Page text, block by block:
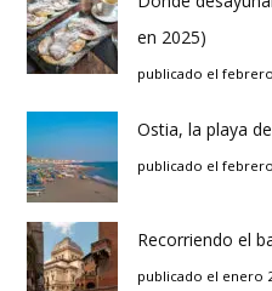
en 2025)
publicado el
Ostia, la playa
publicado el febrero
Recorriendo el
publicado el enero